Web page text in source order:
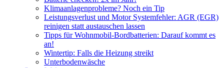
Klimaanlagenprobleme? Noch ein Tip
Leistungsverlust und Motor Systemfehler: AGR (EGR)
reinigen statt austauschen lassen
Tipps für Wohnmobil-Bordbatterien: Darauf kommt es
an!
Wintertip: Falls die Heizung streikt
Unterbodenwäsche